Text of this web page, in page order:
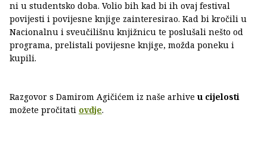
ni u studentsko doba. Volio bih kad bi ih ovaj festival
povijesti i povijesne knjige zainteresirao. Kad bi kročili u
Nacionalnu i sveučilišnu knjižnicu te poslušali nešto od
programa, prelistali povijesne knjige, možda poneku i
kupili.
Razgovor s Damirom Agičićem iz naše arhive u cijelosti
možete pročitati ovdje.